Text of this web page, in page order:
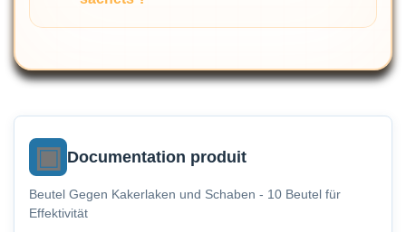
Documentation produit
Beutel Gegen Kakerlaken und Schaben - 10 Beutel für
Effektivität